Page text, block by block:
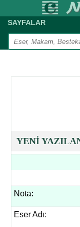
SAYFALAR
YENİ
Nota:
Eser Adı: